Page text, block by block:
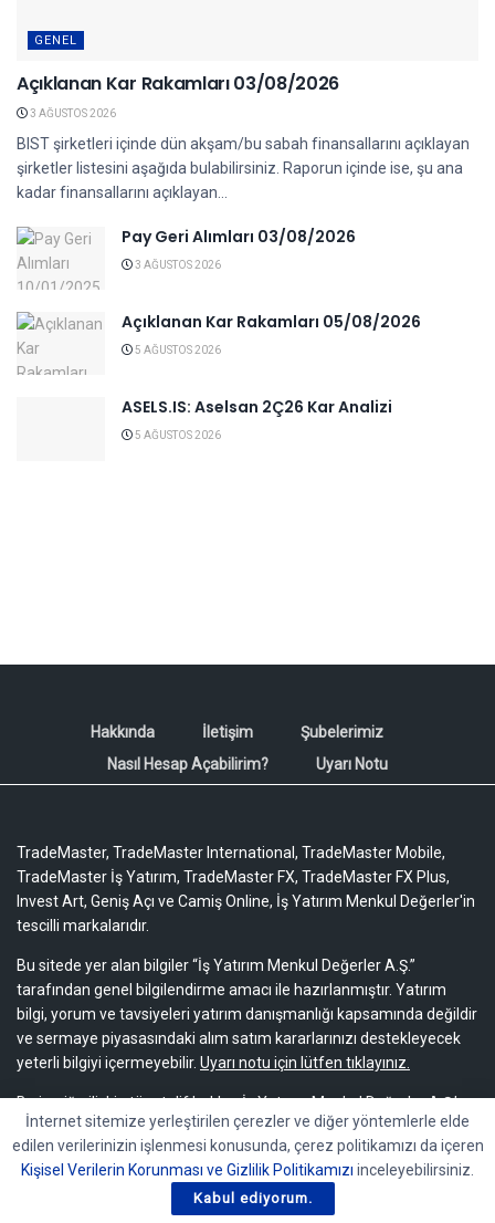
GENEL
Açıklanan Kar Rakamları 03/08/2026
3 AĞUSTOS 2026
BIST şirketleri içinde dün akşam/bu sabah finansallarını açıklayan
şirketler listesini aşağıda bulabilirsiniz. Raporun içinde ise, şu ana
kadar finansallarını açıklayan...
Pay Geri Alımları 03/08/2026
3 AĞUSTOS 2026
Açıklanan Kar Rakamları 05/08/2026
5 AĞUSTOS 2026
ASELS.IS: Aselsan 2Ç26 Kar Analizi
5 AĞUSTOS 2026
Hakkında İletişim
Şubelerimiz
Nasıl Hesap Açabilirim?
Uyarı Notu
TradeMaster, TradeMaster International, TradeMaster Mobile,
TradeMaster İş Yatırım, TradeMaster FX, TradeMaster FX Plus,
Invest Art, Geniş Açı ve Camiş Online, İş Yatırım Menkul Değerler'in
tescilli markalarıdır.
Bu sitede yer alan bilgiler “İş Yatırım Menkul Değerler A.Ş.”
tarafından genel bilgilendirme amacı ile hazırlanmıştır. Yatırım
bilgi, yorum ve tavsiyeleri yatırım danışmanlığı kapsamında değildir
ve sermaye piyasasındaki alım satım kararlarınızı destekleyecek
yeterli bilgiyi içermeyebilir. Uyarı notu için lütfen tıklayınız.
Bu içeriğe ilişkin tüm telif hakları İş Yatırım Menkul Değerler A.Ş.’ye
aittir. Bu içerik, açık iznimiz olmaksızın başkaları tarafından
herhangi bir amaçla, kısmen veya tamamen çoğaltılamaz,
dağıtılamaz, yayımlanamaz veya değiştirilemez.
İnternet sitemize yerleştirilen çerezler ve diğer yöntemlerle elde
edilen verilerinizin işlenmesi konusunda, çerez politikamızı da içeren
Kişisel Verilerin Korunması ve Gizlilik Politikamızı inceleyebilirsiniz.
Kabul ediyorum.